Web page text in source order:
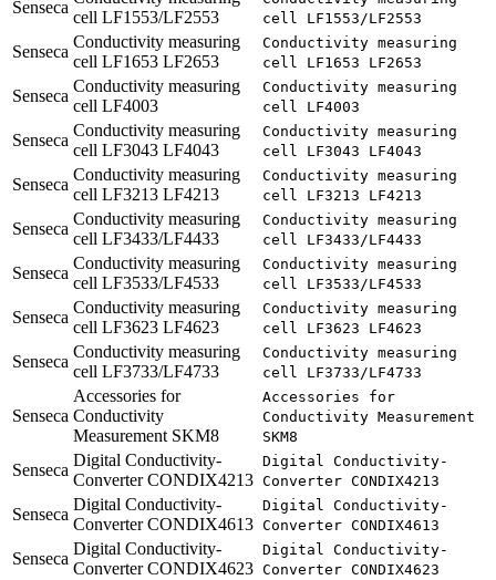
Senseca
cell LF1553/LF2553
cell LF1553/LF2553
Senseca
Conductivity measuring
cell LF1653 LF2653
Conductivity measuring
cell LF1653 LF2653
Senseca
Conductivity measuring
cell LF4003
Conductivity measuring
cell LF4003
Senseca
Conductivity measuring
cell LF3043 LF4043
Conductivity measuring
cell LF3043 LF4043
Senseca
Conductivity measuring
cell LF3213 LF4213
Conductivity measuring
cell LF3213 LF4213
Senseca
Conductivity measuring
cell LF3433/LF4433
Conductivity measuring
cell LF3433/LF4433
Senseca
Conductivity measuring
cell LF3533/LF4533
Conductivity measuring
cell LF3533/LF4533
Senseca
Conductivity measuring
cell LF3623 LF4623
Conductivity measuring
cell LF3623 LF4623
Senseca
Conductivity measuring
cell LF3733/LF4733
Conductivity measuring
cell LF3733/LF4733
Senseca
Accessories for
Conductivity
Measurement SKM8
Accessories for
Conductivity Measurement
SKM8
Senseca
Digital Conductivity-
Converter CONDIX4213
Digital Conductivity-
Converter CONDIX4213
Senseca
Digital Conductivity-
Converter CONDIX4613
Digital Conductivity-
Converter CONDIX4613
Senseca
Digital Conductivity-
Converter CONDIX4623
Digital Conductivity-
Converter CONDIX4623